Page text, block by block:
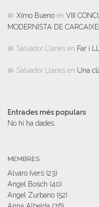
Ximo Bueno en VIII
MODERNISTA DE
Salvador Llanes en Far i
Salvador Llanes en Una
Entrades més populars
No hi ha dades.
MEMBRES
Alvaro Ivers (23)
Angel Bosch (40)
Angel Zurbano (52)